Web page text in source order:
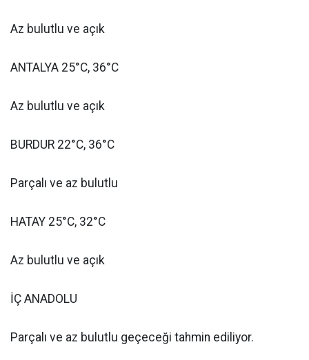
Az bulutlu ve açık
ANTALYA 25°C, 36°C
Az bulutlu ve açık
BURDUR 22°C, 36°C
Parçalı ve az bulutlu
HATAY 25°C, 32°C
Az bulutlu ve açık
İÇ ANADOLU
Parçalı ve az bulutlu geçeceği tahmin ediliyor.